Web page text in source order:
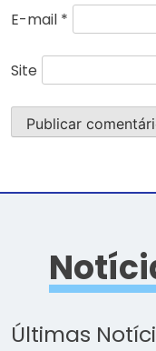
E-mail *
Site
Últimas